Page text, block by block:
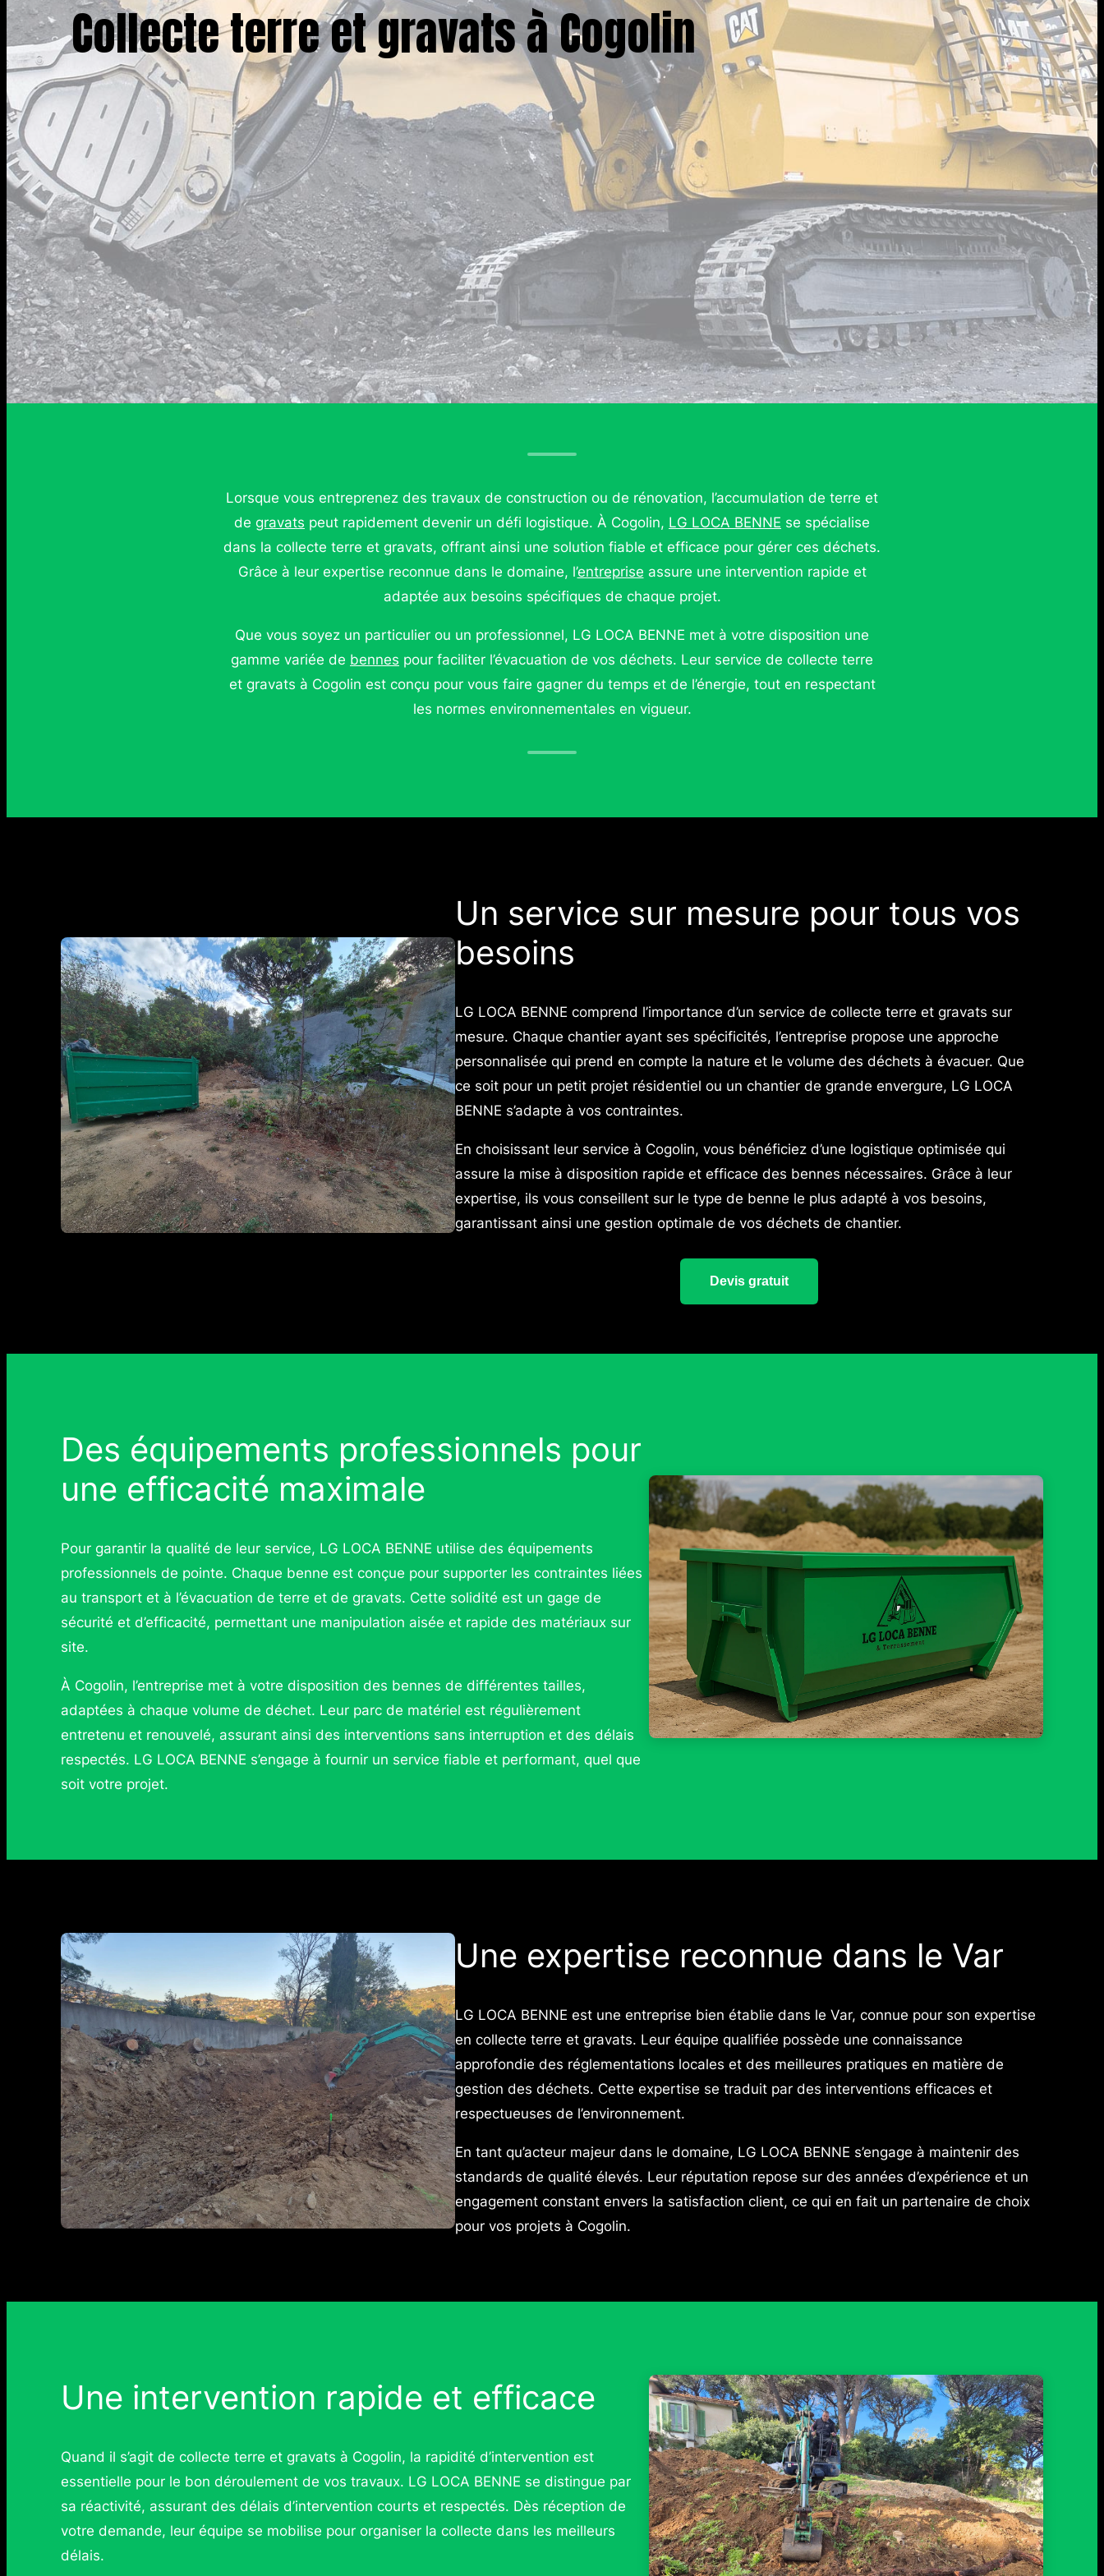
Collecte terre et gravats à Cogolin
Lorsque vous entreprenez des travaux de construction ou de rénovation, l’accumulation de terre et
de gravats peut rapidement devenir un défi logistique. À Cogolin, LG LOCA BENNE se spécialise
dans la collecte terre et gravats, offrant ainsi une solution fiable et efficace pour gérer ces déchets.
Grâce à leur expertise reconnue dans le domaine, l’entreprise assure une intervention rapide et
adaptée aux besoins spécifiques de chaque projet.
Que vous soyez un particulier ou un professionnel, LG LOCA BENNE met à votre disposition une
gamme variée de bennes pour faciliter l’évacuation de vos déchets. Leur service de collecte terre
et gravats à Cogolin est conçu pour vous faire gagner du temps et de l’énergie, tout en respectant
les normes environnementales en vigueur.
Un service sur mesure pour tous vos
besoins
LG LOCA BENNE comprend l’importance d’un service de collecte terre et gravats sur
mesure. Chaque chantier ayant ses spécificités, l’entreprise propose une approche
personnalisée qui prend en compte la nature et le volume des déchets à évacuer. Que
ce soit pour un petit projet résidentiel ou un chantier de grande envergure, LG LOCA
BENNE s’adapte à vos contraintes.
En choisissant leur service à Cogolin, vous bénéficiez d’une logistique optimisée qui
assure la mise à disposition rapide et efficace des bennes nécessaires. Grâce à leur
expertise, ils vous conseillent sur le type de benne le plus adapté à vos besoins,
garantissant ainsi une gestion optimale de vos déchets de chantier.
Devis gratuit
Des équipements professionnels pour
une efficacité maximale
Pour garantir la qualité de leur service, LG LOCA BENNE utilise des équipements
professionnels de pointe. Chaque benne est conçue pour supporter les contraintes liées
au transport et à l’évacuation de terre et de gravats. Cette solidité est un gage de
sécurité et d’efficacité, permettant une manipulation aisée et rapide des matériaux sur
site.
À Cogolin, l’entreprise met à votre disposition des bennes de différentes tailles,
adaptées à chaque volume de déchet. Leur parc de matériel est régulièrement
entretenu et renouvelé, assurant ainsi des interventions sans interruption et des délais
respectés. LG LOCA BENNE s’engage à fournir un service fiable et performant, quel que
soit votre projet.
Une expertise reconnue dans le Var
LG LOCA BENNE est une entreprise bien établie dans le Var, connue pour son expertise
en collecte terre et gravats. Leur équipe qualifiée possède une connaissance
approfondie des réglementations locales et des meilleures pratiques en matière de
gestion des déchets. Cette expertise se traduit par des interventions efficaces et
respectueuses de l’environnement.
En tant qu’acteur majeur dans le domaine, LG LOCA BENNE s’engage à maintenir des
standards de qualité élevés. Leur réputation repose sur des années d’expérience et un
engagement constant envers la satisfaction client, ce qui en fait un partenaire de choix
pour vos projets à Cogolin.
Une intervention rapide et efficace
Quand il s’agit de collecte terre et gravats à Cogolin, la rapidité d’intervention est
essentielle pour le bon déroulement de vos travaux. LG LOCA BENNE se distingue par
sa réactivité, assurant des délais d’intervention courts et respectés. Dès réception de
votre demande, leur équipe se mobilise pour organiser la collecte dans les meilleurs
délais.